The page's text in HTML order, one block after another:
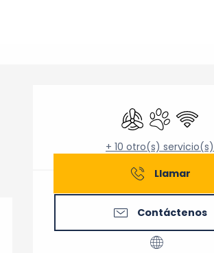
Horarios y
Aire Se aceptan
Wifi
+ 10 otro(s) servicio(s)
Llamar
Contáctenos